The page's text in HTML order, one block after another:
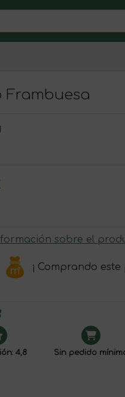
Frambuesa
sobre el
¡ Comprando
4,8 Sin pedido